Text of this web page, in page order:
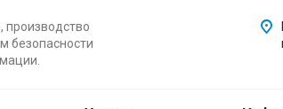
производство
безопасности